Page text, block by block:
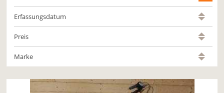
Erfassungsdatum
Preis
Marke